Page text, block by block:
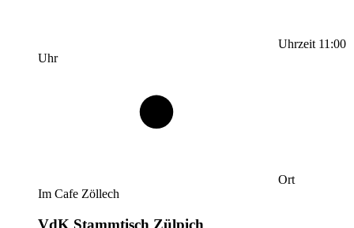
Uhrzeit 11:00
Uhr
Ort
Im Cafe Zöllech
VdK Stammtisch Zülpich